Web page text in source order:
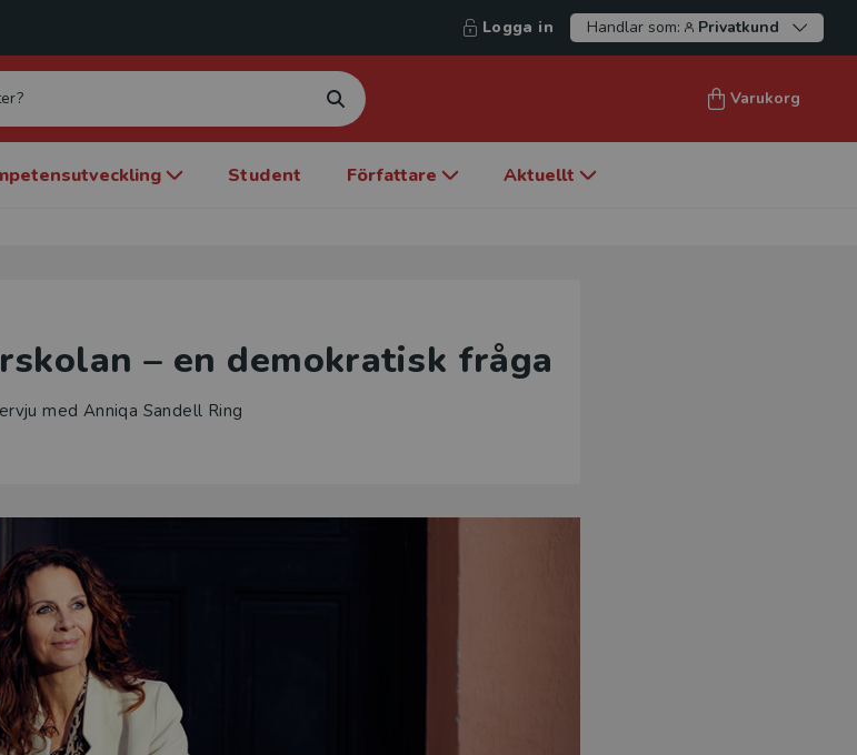
Logga in Handlar som: Privatkund
Varukorg
Student Författare Aktuellt
– en demokratisk fråga
med Anniqa Sandell Ring